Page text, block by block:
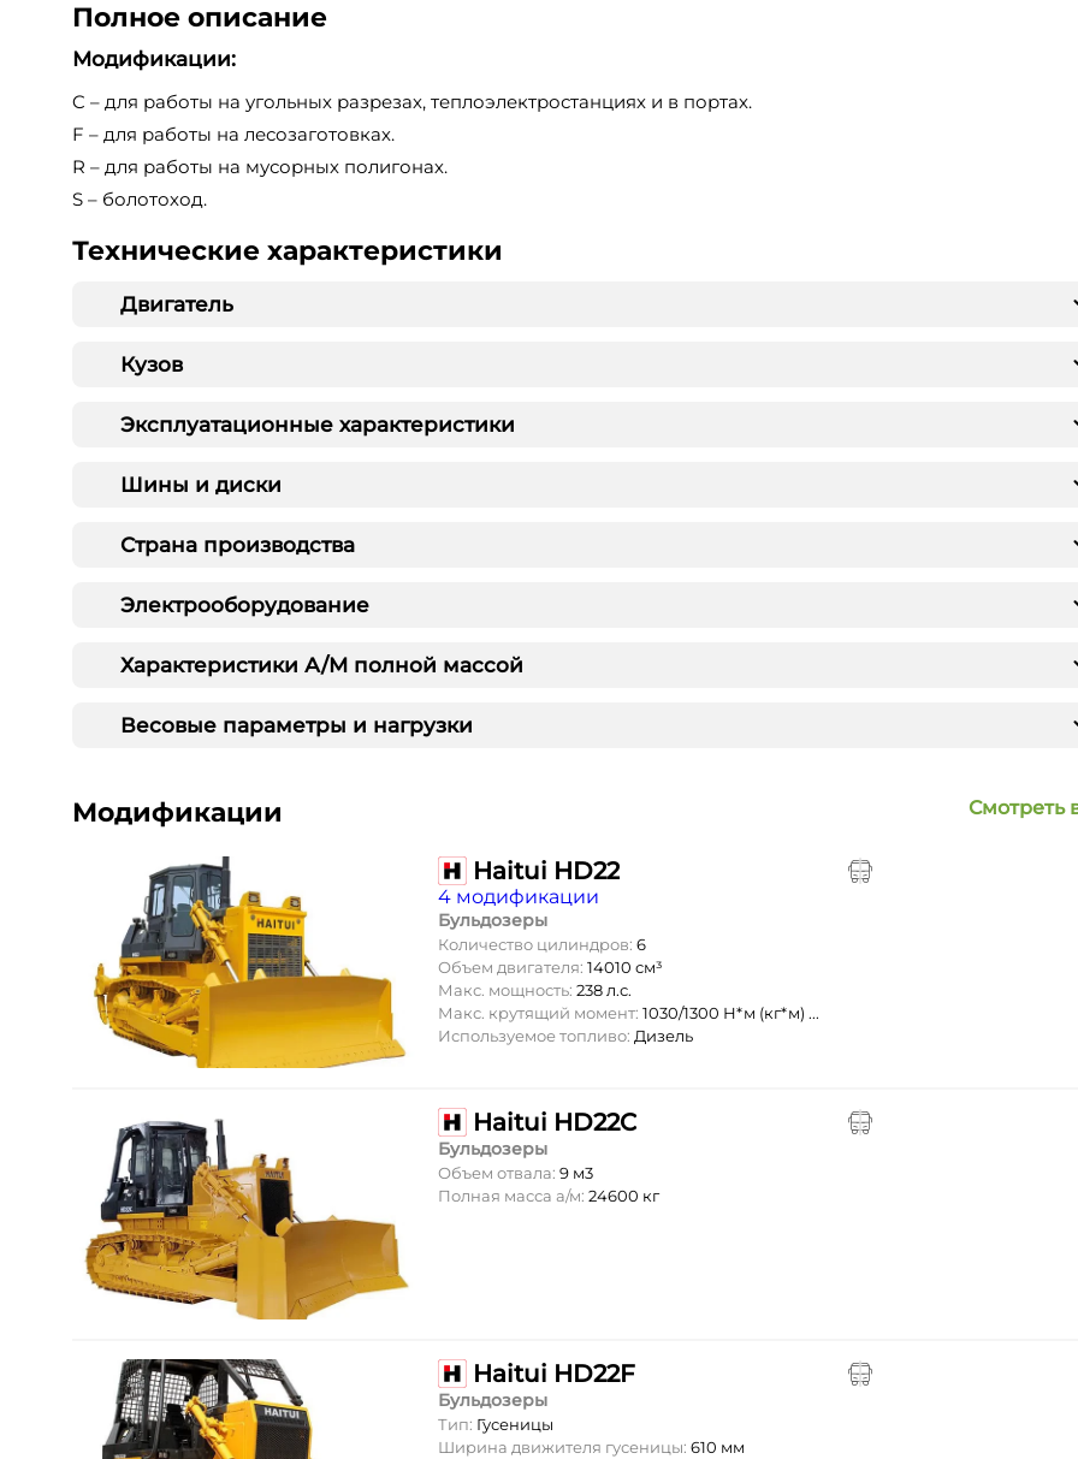
Полное описание
Модификации:
C – для работы на угольных разрезах, теплоэлектростанциях и в портах.
F – для работы на лесозаготовках.
R – для работы на мусорных полигонах.
S – болотоход.
Технические характеристики
Двигатель
Кузов
Эксплуатационные характеристики
Шины и диски
Страна производства
Электрооборудование
Характеристики А/М полной массой
Весовые параметры и нагрузки
Модификации Смотреть
Haitui HD22
4 модификации
Бульдозеры
Количество цилиндров: 6
Объем двигателя: 14010 см³
Макс. мощность: 238 л.с.
Макс. крутящий момент: 1030/1300 Н*м (кг*м) ...
Используемое топливо: Дизель
Haitui HD22C
Бульдозеры
Объем отвала: 9 м3
Полная масса а/м: 24600 кг
Haitui HD22F
Бульдозеры
Тип: Гусеницы
Ширина движителя гусеницы: 610 мм